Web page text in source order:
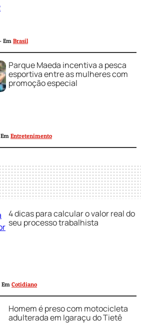
Em Brasil
Parque Maeda incentiva a pesca
esportiva entre as mulheres com
promoção especial
Entretenimento
4 dicas para calcular o valor real do
seu processo trabalhista
Cotidiano
Homem é preso com motocicleta
adulterada em Igaraçu do Tietê